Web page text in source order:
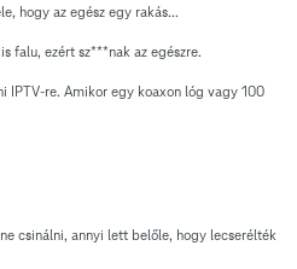
hogy az egész egy rakás...
falu, ezért sz***nak az egészre.
IPTV-re. Amikor egy koaxon lóg vagy 100
csinálni, annyi lett belőle, hogy lecserélték